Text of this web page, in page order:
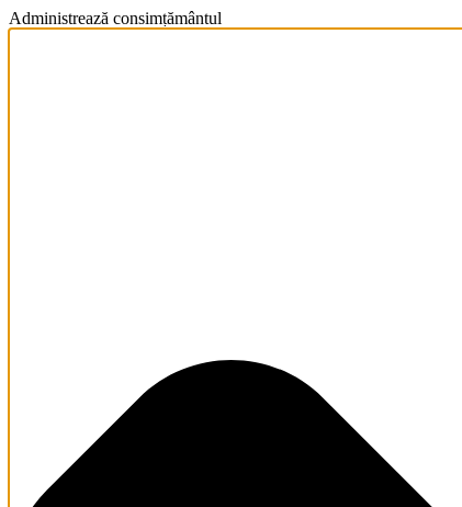
Administrează consimțământul